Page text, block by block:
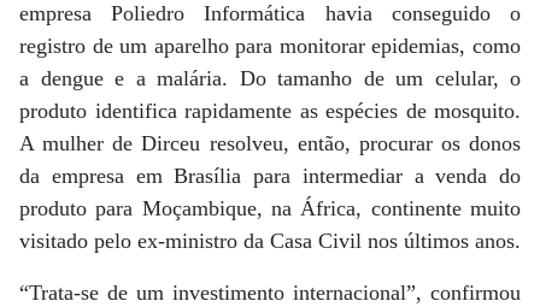
empresa Poliedro Informática havia conseguido o
registro de um aparelho para monitorar epidemias, como
a dengue e a malária. Do tamanho de um celular, o
produto identifica rapidamente as espécies de mosquito.
A mulher de Dirceu resolveu, então, procurar os donos
da empresa em Brasília para intermediar a venda do
produto para Moçambique, na África, continente muito
visitado pelo ex-ministro da Casa Civil nos últimos anos.
“Trata-se de um investimento internacional”, confirmou